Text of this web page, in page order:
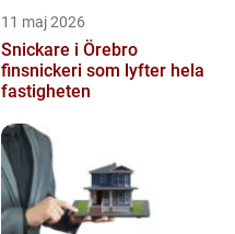
11 maj 2026
Snickare i Örebro
finsnickeri som lyfter hela
fastigheten